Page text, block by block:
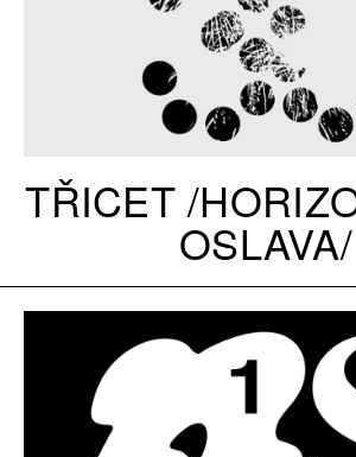
TŘICET /
OSLAVA/